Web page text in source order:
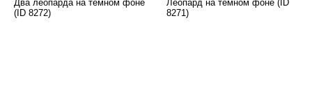
Два леопарда на темном фоне
(ID 8272)
Леопард на темном фоне (ID
8271)